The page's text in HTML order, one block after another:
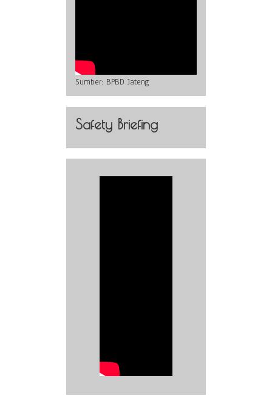
Sumber: BPBD Jateng
Safety Briefing